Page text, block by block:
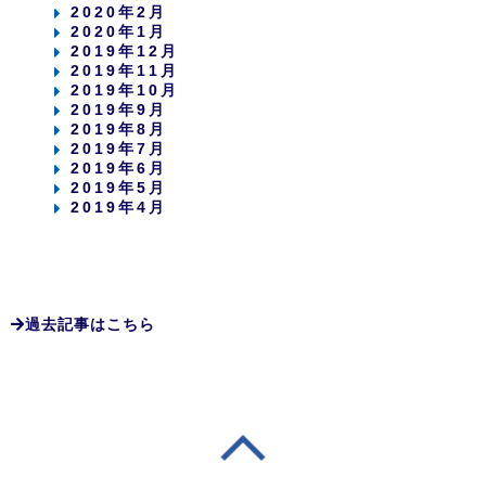
2020年2月
2020年1月
2019年12月
2019年11月
2019年10月
2019年9月
2019年8月
2019年7月
2019年6月
2019年5月
2019年4月
過去記事はこちら